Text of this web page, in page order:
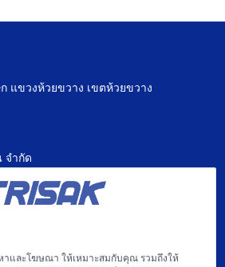
แขวงห้วยขวาง เขตห้วยขวาง
จำกัด
เซ็นเตอร์ จำกัด
กัด
าและโฆษณา ให้เหมาะสมกับคุณ รวมถึงให้